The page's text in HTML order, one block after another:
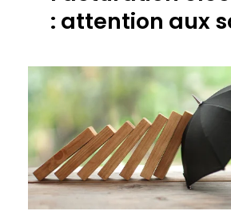
: attention aux